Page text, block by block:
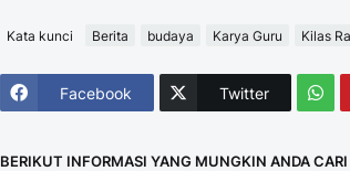
Kata kunci Berita budaya Karya Guru Kilas
Facebook Twitter
BERIKUT INFORMASI YANG MUNGKIN ANDA CARI